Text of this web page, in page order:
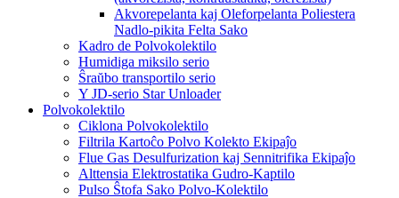
Akvorepelanta kaj Oleforpelanta Poliestera
Nadlo-pikita Felta Sako
Kadro de Polvokolektilo
Humidiga miksilo serio
Ŝraŭbo transportilo serio
Y JD-serio Star Unloader
Polvokolektilo
Ciklona Polvokolektilo
Filtrila Kartoĉo Polvo Kolekto Ekipaĵo
Flue Gas Desulfurization kaj Sennitrifika Ekipaĵo
Alttensia Elektrostatika Gudro-Kaptilo
Pulso Ŝtofa Sako Polvo-Kolektilo